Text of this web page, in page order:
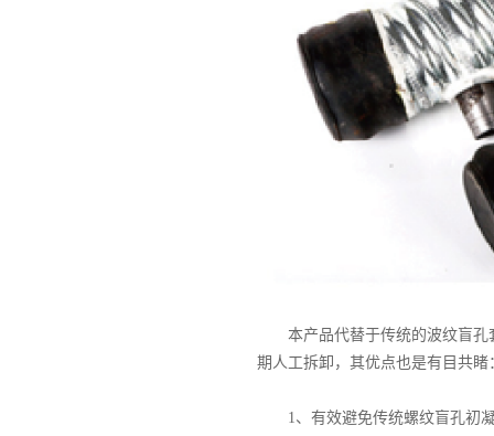
本产品代替于传统的波纹盲
期人工拆卸，其优点也是有目共睹
1、有效避免传统螺纹盲孔初